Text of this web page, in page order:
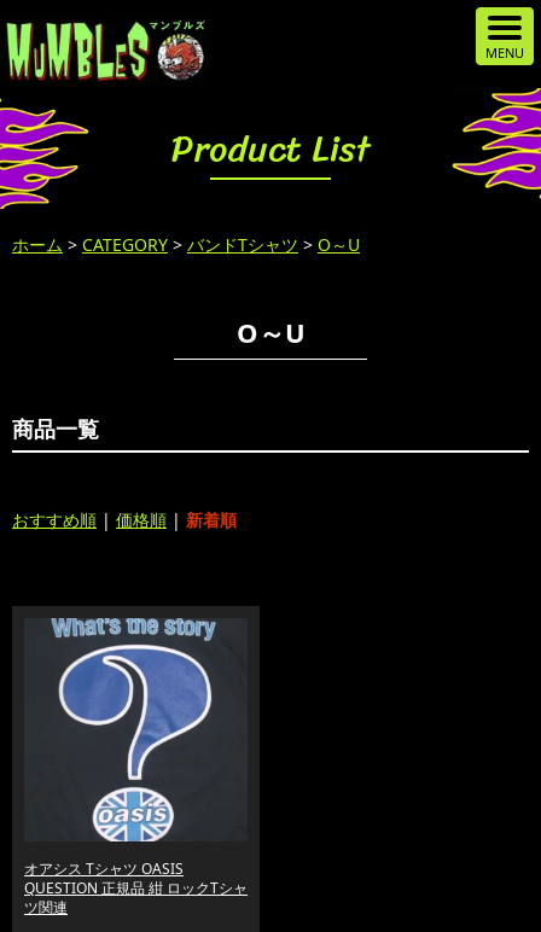
Product List
ホーム > CATEGORY > バンドTシャツ > O～U
O～U
商品一覧
おすすめ順 | 価格順 | 新着順
オアシス Tシャツ OASIS
QUESTION 正規品 紺 ロックTシャ
ツ関連